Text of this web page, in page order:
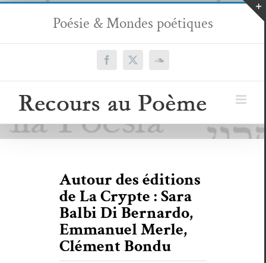
Passer
contenu
Poésie & Mondes poétiques
Facebook
X SoundCloud
Autour des éditions
de La Crypte : Sara
Balbi Di Bernardo,
Emmanuel Merle,
Clément Bondu